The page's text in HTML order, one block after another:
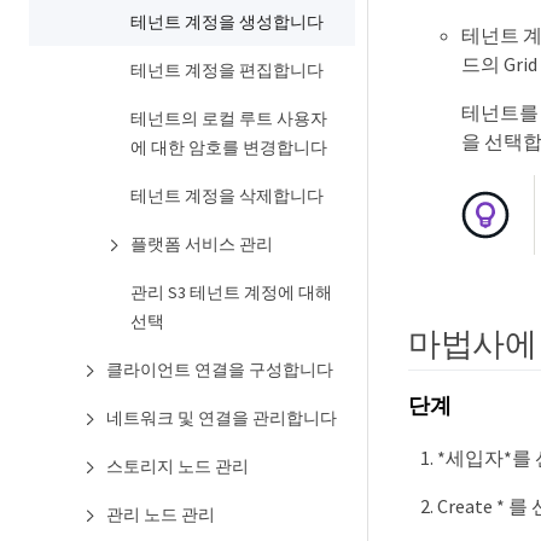
테넌트 계정을 생성합니다
테넌트 계정을 편집합니다
테넌트의 로컬 루트 사용자
에 대한 암호를 변경합니다
테넌트 계정을 삭제합니다
플랫폼 서비스 관리
관리 S3 테넌트 계정에 대해
선택
클라이언트 연결을 구성합니다
네트워크 및 연결을 관리합니다
스토리지 노드 관리
관리 노드 관리
테넌트
드의
테넌트
을 선택
마법사
단계
*세입자*를
Create * 를